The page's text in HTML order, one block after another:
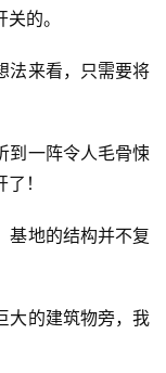
的。
法来看，只需要将
到一阵令人毛骨悚
！
基地的结构并不复
大的建筑物旁，我